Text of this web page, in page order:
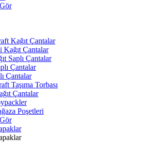
Kağıt Çantalar
Kağıt Çantalar
Saplı Çantalar
Çantalar
Çantalar
Taşıma Torbası
Çantalar
Poşetleri